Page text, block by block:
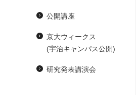
公開講座
京大ウィークス
(宇治キャンパス公開)
研究発表講演会